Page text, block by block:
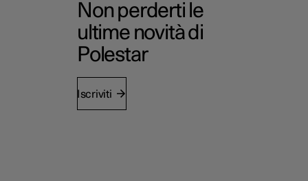
Non perderti le
ultime novità di
Polestar
Iscriviti